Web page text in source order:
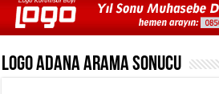
Logo AdanaArama Sonucu